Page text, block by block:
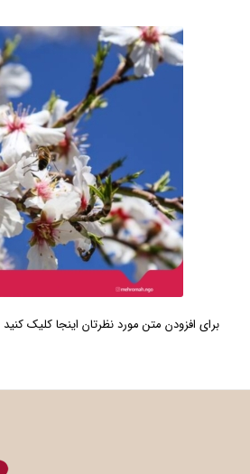
برای افزودن متن مورد نظرتان اینجا کلیک کنید